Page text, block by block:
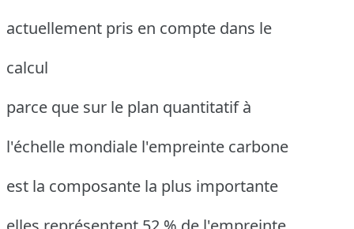
actuellement pris en compte dans le
calcul
parce que sur le plan quantitatif à
l'échelle mondiale l'empreinte carbone
est la composante la plus importante